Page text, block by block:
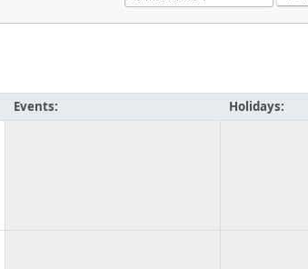
Events: Holidays: